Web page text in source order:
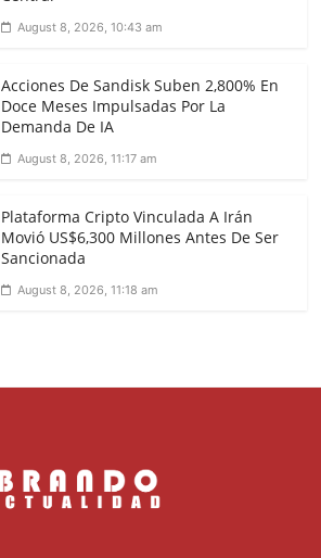
August 8, 2026, 10:43 am
Acciones De Sandisk Suben 2,800% En
Doce Meses Impulsadas Por La
Demanda De IA
August 8, 2026, 11:17 am
Plataforma Cripto Vinculada A Irán
Movió US$6,300 Millones Antes De Ser
Sancionada
August 8, 2026, 11:18 am